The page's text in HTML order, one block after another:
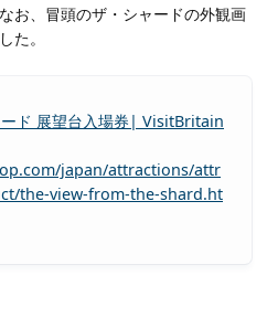
お、冒頭のザ・シャードの外観画
た。
ード 展望台入場券| VisitBritain
japan/attractions/attr
the-view-from-the-shard.ht